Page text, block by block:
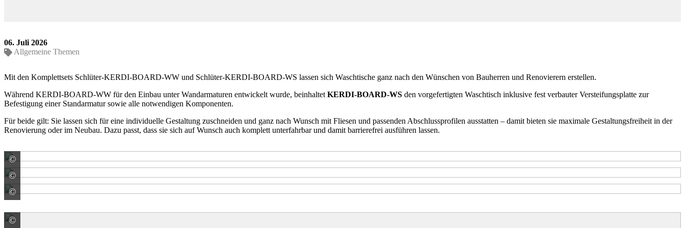
06. Juli 2026
Allgemeine Themen
Mit den Komplettsets Schlüter-KERDI-BOARD-WW und Schlüter-KERDI-BOARD-WS lassen sich Waschtische ganz nach den Wünschen von Bauherren und Renovierern erstellen.
Während KERDI-BOARD-WW für den Einbau unter Wandarmaturen entwickelt wurde, beinhaltet KERDI-BOARD-WS den vorgefertigten Waschtisch inklusive fest verbauter Versteifungsplatte zur
Befestigung einer Standarmatur sowie alle notwendigen Komponenten.
Für beide gilt: Sie lassen sich für eine individuelle Gestaltung zuschneiden und ganz nach Wunsch mit Fliesen und passenden Abschlussprofilen ausstatten – damit bieten sie maximale Gestaltungsfreiheit in der
Renovierung oder im Neubau. Dazu passt, dass sie sich auf Wunsch auch komplett unterfahrbar und damit barrierefrei ausführen lassen.
© Schlüter-Systems KG
© Schlüter-Systems KG
© Schlüter-Systems KG
©